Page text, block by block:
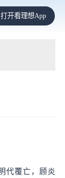
打开看理想App
代覆亡，顾炎